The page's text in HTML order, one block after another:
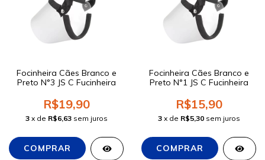
Focinheira Cães Branco e
Preto N°3 JS C Fucinheira
R$19,90
3 x de R$6,63 sem juros
Focinheira Cães Branco e
Preto N°1 JS C Fucinheira
R$15,90
3 x de R$5,30 sem juros